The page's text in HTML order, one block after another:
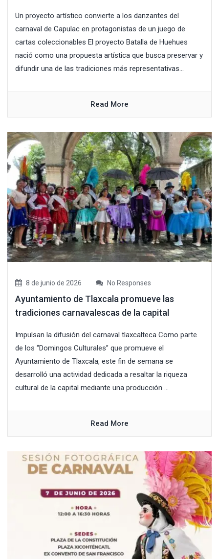
Un proyecto artístico convierte a los danzantes del
carnaval de Capulac en protagonistas de un juego de
cartas coleccionables El proyecto Batalla de Huehues
nació como una propuesta artística que busca preservar y
difundir una de las tradiciones más representativas...
Read More
8 de junio de 2026 No Responses
Ayuntamiento de Tlaxcala promueve las
tradiciones carnavalescas de la capital
Impulsan la difusión del carnaval tlaxcalteca Como parte
de los “Domingos Culturales” que promueve el
Ayuntamiento de Tlaxcala, este fin de semana se
desarrolló una actividad dedicada a resaltar la riqueza
cultural de la capital mediante una producción ...
Read More